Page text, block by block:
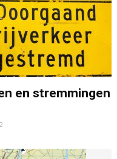
en stremmingen